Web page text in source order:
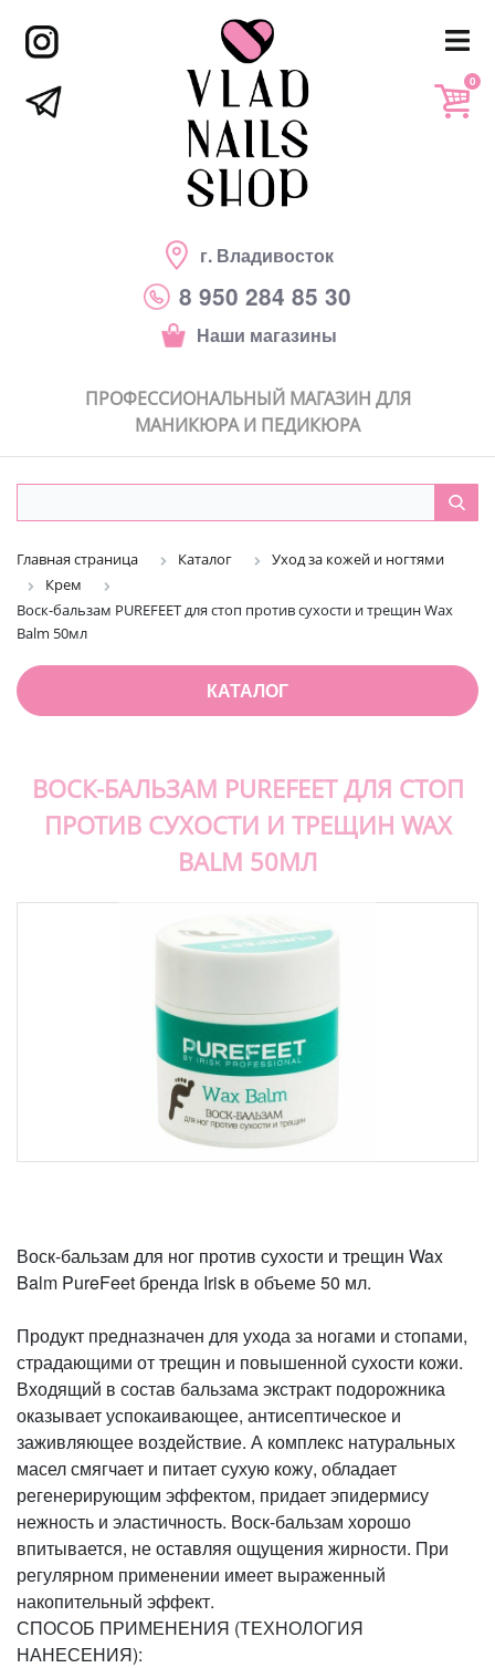
г. Владивосток
8 950 284 85 30
Наши магазины
0
ПРОФЕССИОНАЛЬНЫЙ МАГАЗИН ДЛЯ
МАНИКЮРА И ПЕДИКЮРА
Главная страница Каталог
Уход за кожей и ногтями
Крем
Воск-бальзам PUREFEET для стоп против сухости и трещин Wax
Balm 50мл
КАТАЛОГ
ВОСК-БАЛЬЗАМ PUREFEET ДЛЯ СТОП
ПРОТИВ СУХОСТИ И ТРЕЩИН WAX
BALM 50МЛ
Воск-бальзам для ног против сухости и трещин Wax
Balm PureFeet бренда Irisk в объеме 50 мл.
Продукт предназначен для ухода за ногами и стопами,
страдающими от трещин и повышенной сухости кожи.
Входящий в состав бальзама экстракт подорожника
оказывает успокаивающее, антисептическое и
заживляющее воздействие. А комплекс натуральных
масел смягчает и питает сухую кожу, обладает
регенерирующим эффектом, придает эпидермису
нежность и эластичность. Воск-бальзам хорошо
впитывается, не оставляя ощущения жирности. При
регулярном применении имеет выраженный
накопительный эффект.
СПОСОБ ПРИМЕНЕНИЯ (ТЕХНОЛОГИЯ
НАНЕСЕНИЯ):